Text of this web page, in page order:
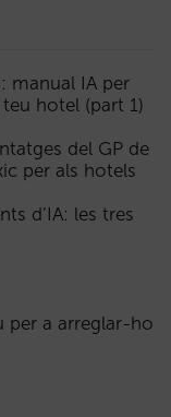
manual IA per
hotel (part 1)
del GP de
per als hotels
d’IA: les tres
per a arreglar-ho